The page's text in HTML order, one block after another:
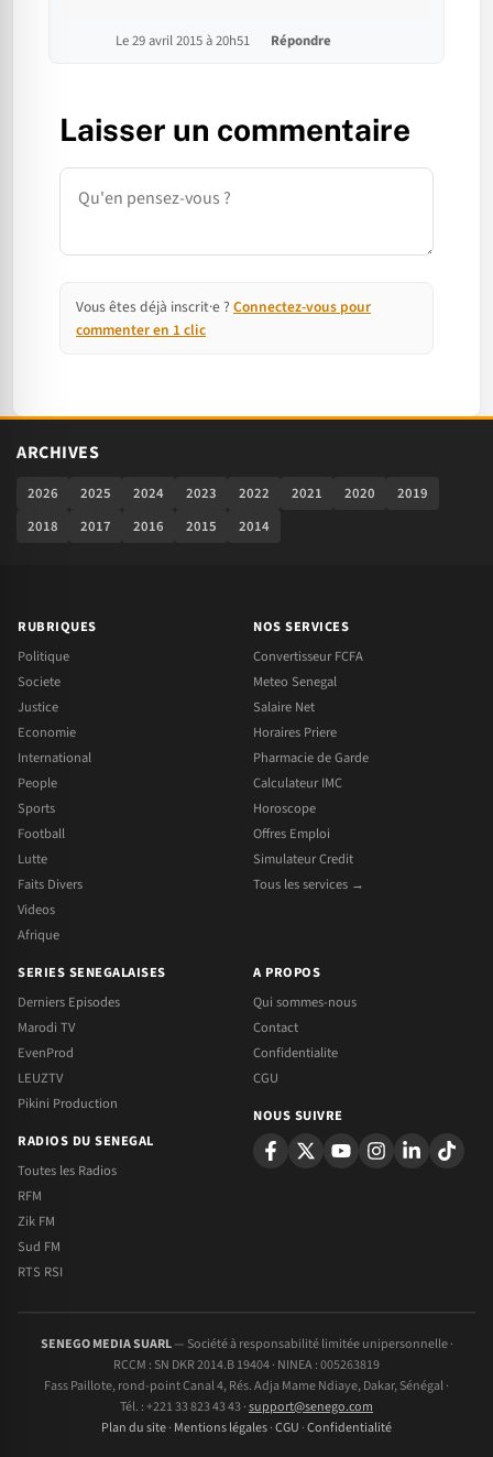
Le 29 avril 2015 à 20h51 Répondre
Laisser un commentaire
Commentaire
Vous êtes déjà inscrit·e ? Connectez-vous pour
commenter en 1 clic
ARCHIVES
2026 2025 2024 2023 2022 2021 2020
2019
2018
2017 2016 2015 2014
RUBRIQUES
Politique
Societe
Justice
Economie
International
People
Sports
Football
Lutte
Faits Divers
Videos
Afrique
NOS SERVICES
Convertisseur FCFA
Meteo Senegal
Salaire Net
Horaires Priere
Pharmacie de Garde
Calculateur IMC
Horoscope
Offres Emploi
Simulateur Credit
Tous les services →
SERIES SENEGALAISES
Derniers Episodes
Marodi TV
EvenProd
LEUZTV
Pikini Production
RADIOS DU SENEGAL
Toutes les Radios
RFM
Zik FM
Sud FM
RTS RSI
A PROPOS
Qui sommes-nous
Contact
Confidentialite
CGU
NOUS SUIVRE
SENEGO MEDIA SUARL— Société à responsabilité limitée unipersonnelle ·
RCCM : SN DKR 2014.B 19404 · NINEA : 005263819
Fass Paillote, rond-point Canal 4, Rés. Adja Mame Ndiaye, Dakar, Sénégal ·
Tél. : +221 33 823 43 43 ·support@senego.com
Plan du site· Mentions légales·CGU ·Confidentialité